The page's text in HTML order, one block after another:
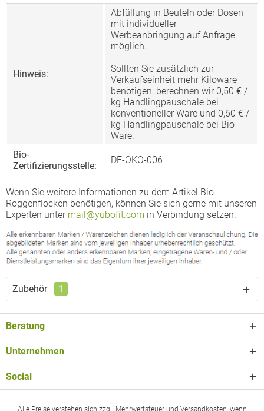
Hinweis:
Abfüllung in Beuteln oder Dosen
mit individueller
Werbeanbringung auf Anfrage
möglich.
Sollten Sie zusätzlich zur
Verkaufseinheit mehr Kiloware
benötigen, berechnen wir 0,50 € /
kg Handlingpauschale bei
konventioneller Ware und 0,60 € /
kg Handlingpauschale bei Bio-
Ware.
Bio-
Zertifizierungsstelle:
DE-ÖKO-006
Wenn Sie weitere Informationen zu dem Artikel Bio
Roggenflocken benötigen, können Sie sich gerne mit unseren
Experten unter mail@yubofit.com in Verbindung setzen.
Zubehör 1
Beratung
Unternehmen
Social